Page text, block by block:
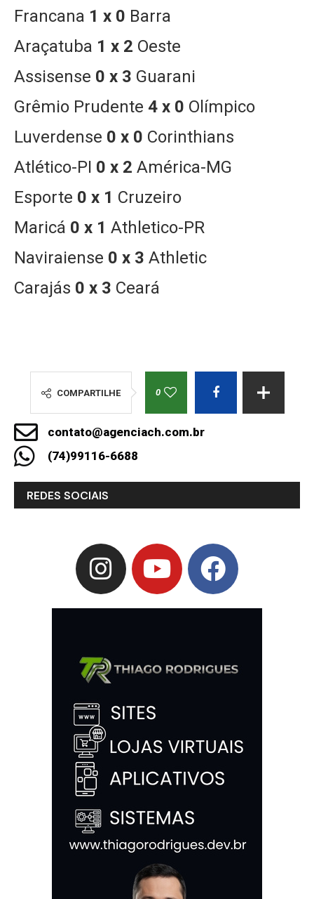
Francana 1 x 0 Barra
Araçatuba 1 x 2 Oeste
Assisense 0 x 3 Guarani
Grêmio Prudente 4 x 0 Olímpico
Luverdense 0 x 0 Corinthians
Atlético-PI 0 x 2 América-MG
Esporte 0 x 1 Cruzeiro
Maricá 0 x 1 Athletico-PR
Naviraiense 0 x 3 Athletic
Carajás 0 x 3 Ceará
COMPARTILHE 0
contato@agenciach.com.br
(74)99116-6688
REDES SOCIAIS